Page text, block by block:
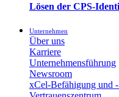
Lösen der CPS-
Unternehmen
Über uns
Karriere
Unternehmensführung
Newsroom
xCel-Befähigung und